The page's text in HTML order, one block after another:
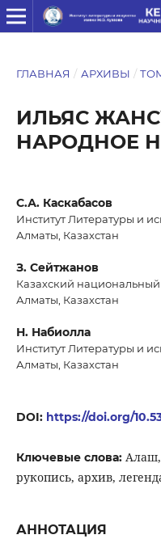
ГЛАВНАЯ / АРХИВЫ /
ИЛЬЯС
НАРОДНОЕ
С.А. Каскабасов
Институт Литературы и
Алматы, Казахстан
З. Сейтжанов
Казахский
Алматы, Казахстан
Н. Набиолла
Институт Литературы и
Алматы, Казахстан
DOI: https://doi.org/
Ключевые слова: Алаш,
рукопись, архив,
АННОТАЦИЯ